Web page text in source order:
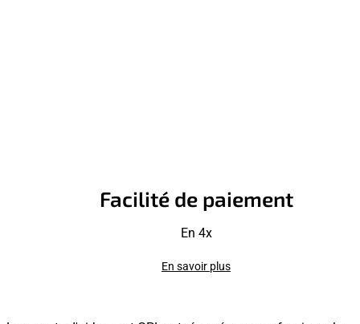
Facilité de paiement
En 4x
En savoir plus